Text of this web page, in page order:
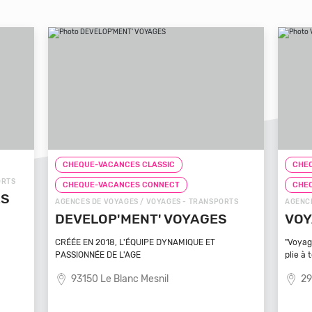
CHEQUE-VACANCES CLASSIC
CHEQUE-VACANCES CONNECT
AGENCES DE VOYAGES / VOYAGES - TRANSPORTS
VOYAGEZ VOS REVES
"Voyagez vos rêves - L'agence de voyage qui se
plie à tout
29100 Poullan Sur Mer